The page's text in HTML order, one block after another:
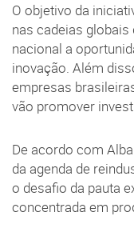
O objetivo da
nas cadeias globais
nacional a
inovação. Além
empresas
vão promover
De acordo com
da agenda de
o desafio da pauta
concentrada em